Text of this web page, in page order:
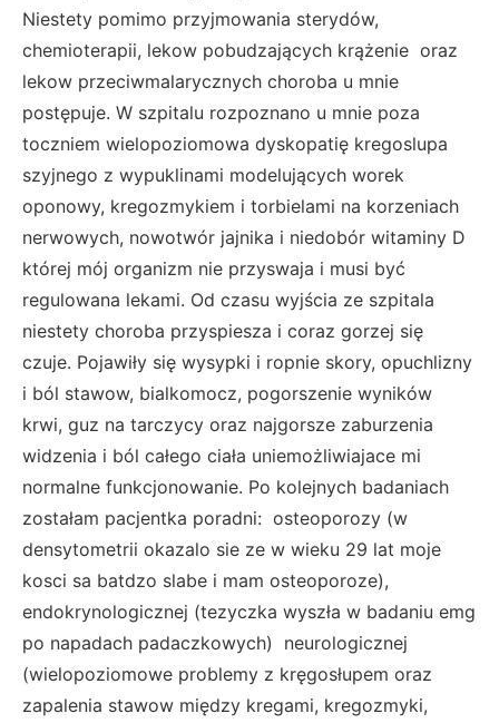
Niestety pomimo przyjmowania sterydów,
chemioterapii, lekow pobudzających krążenie oraz
lekow przeciwmalarycznych choroba u mnie
postępuje. W szpitalu rozpoznano u mnie poza
toczniem wielopoziomowa dyskopatię kregoslupa
szyjnego z wypuklinami modelujących worek
oponowy, kregozmykiem i torbielami na korzeniach
nerwowych, nowotwór jajnika i niedobór witaminy D
której mój organizm nie przyswaja i musi być
regulowana lekami. Od czasu wyjścia ze szpitala
niestety choroba przyspiesza i coraz gorzej się
czuje. Pojawiły się wysypki i ropnie skory, opuchlizny
i ból stawow, bialkomocz, pogorszenie wyników
krwi, guz na tarczycy oraz najgorsze zaburzenia
widzenia i ból całego ciała uniemożliwiajace mi
normalne funkcjonowanie. Po kolejnych badaniach
zostałam pacjentka poradni: osteoporozy (w
densytometrii okazalo sie ze w wieku 29 lat moje
kosci sa batdzo slabe i mam osteoporoze),
endokrynologicznej (tezyczka wyszła w badaniu emg
po napadach padaczkowych) neurologicznej
(wielopoziomowe problemy z kręgosłupem oraz
zapalenia stawow między kregami, kregozmyki,